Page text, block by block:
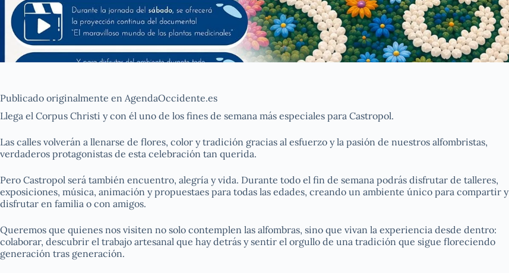
Publicado originalmente en AgendaOccidente.es
Llega el Corpus Christi y con él uno de los fines de semana más especiales para Castropol.
Las calles volverán a llenarse de flores, color y tradición gracias al esfuerzo y la pasión de nuestros alfombristas,
verdaderos protagonistas de esta celebración tan querida.
Pero Castropol será también encuentro, alegría y vida. Durante todo el fin de semana podrás disfrutar de talleres,
exposiciones, música, animación y propuestaes para todas las edades, creando un ambiente único para compartir y
disfrutar en familia o con amigos.
Queremos que quienes nos visiten no solo contemplen las alfombras, sino que vivan la experiencia desde dentro:
colaborar, descubrir el trabajo artesanal que hay detrás y sentir el orgullo de una tradición que sigue floreciendo
generación tras generación.